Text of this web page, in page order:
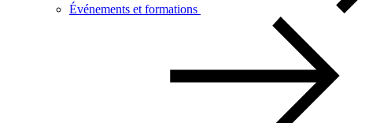
Événements et formations